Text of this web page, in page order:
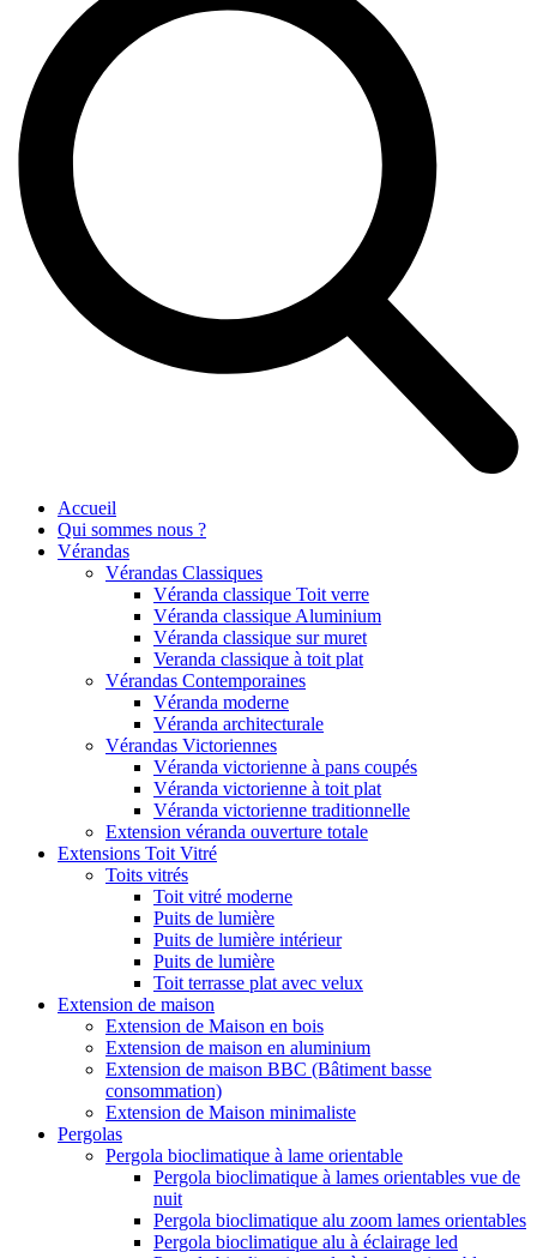
Accueil
Qui sommes nous ?
Vérandas
Vérandas Classiques
Véranda classique Toit verre
Véranda classique Aluminium
Véranda classique sur muret
Veranda classique à toit plat
Vérandas Contemporaines
Véranda moderne
Véranda architecturale
Vérandas Victoriennes
Véranda victorienne à pans coupés
Véranda victorienne à toit plat
Véranda victorienne traditionnelle
Extension véranda ouverture totale
Extensions Toit Vitré
Toits vitrés
Toit vitré moderne
Puits de lumière
Puits de lumière intérieur
Puits de lumière
Toit terrasse plat avec velux
Extension de maison
Extension de Maison en bois
Extension de maison en aluminium
Extension de maison BBC (Bâtiment basse
consommation)
Extension de Maison minimaliste
Pergolas
Pergola bioclimatique à lame orientable
Pergola bioclimatique à lames orientables vue de
nuit
Pergola bioclimatique alu zoom lames orientables
Pergola bioclimatique alu à éclairage led